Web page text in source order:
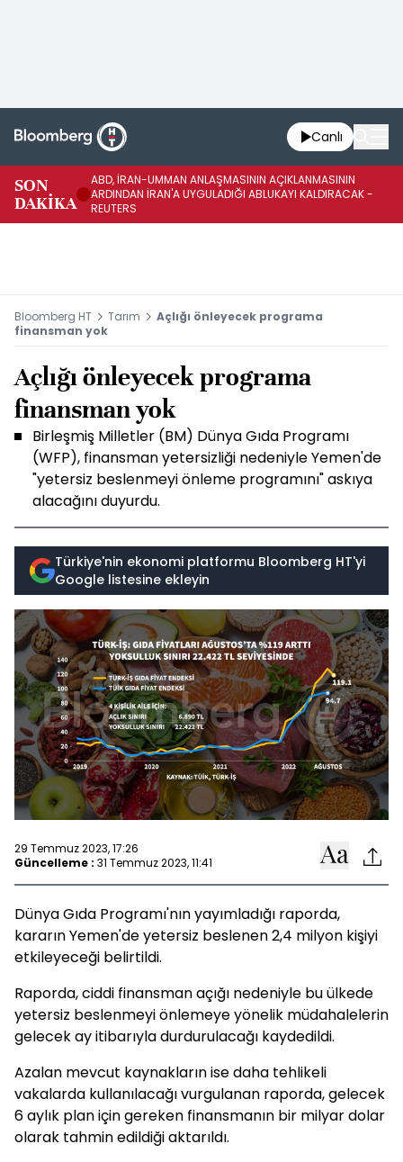
Canlı
SON
DAKİKA
ABD, İRAN-UMMAN ANLAŞMASININ AÇIKLANMASININ
ARDINDAN İRAN'A UYGULADIĞI ABLUKAYI KALDIRACAK -
REUTERS
Bloomberg HT Tarım
Açlığı önleyecek programa
finansman yok
Açlığı önleyecek programa
finansman yok
Birleşmiş Milletler (BM) Dünya Gıda Programı
(WFP), finansman yetersizliği nedeniyle Yemen'de
"yetersiz beslenmeyi önleme programını" askıya
alacağını duyurdu.
Türkiye'nin ekonomi platformu Bloomberg HT'yi
Google listesine ekleyin
29 Temmuz 2023, 17:26
Güncelleme : 31 Temmuz 2023, 11:41
Dünya Gıda Programı'nın yayımladığı raporda,
kararın Yemen'de yetersiz beslenen 2,4 milyon kişiyi
etkileyeceği belirtildi.
Raporda, ciddi finansman açığı nedeniyle bu ülkede
yetersiz beslenmeyi önlemeye yönelik müdahalelerin
gelecek ay itibarıyla durdurulacağı kaydedildi.
Azalan mevcut kaynakların ise daha tehlikeli
vakalarda kullanılacağı vurgulanan raporda, gelecek
6 aylık plan için gereken finansmanın bir milyar dolar
olarak tahmin edildiği aktarıldı.